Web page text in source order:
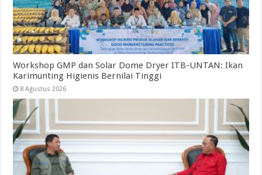
Workshop GMP dan Solar Dome Dryer ITB-UNTAN: Ikan
Karimunting Higienis Bernilai Tinggi
8 Agustus 2026